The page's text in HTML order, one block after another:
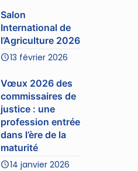
Salon
International de
l’Agriculture 2026
13 février 2026
Vœux 2026 des
commissaires de
justice : une
profession entrée
dans l’ère de la
maturité
14 janvier 2026